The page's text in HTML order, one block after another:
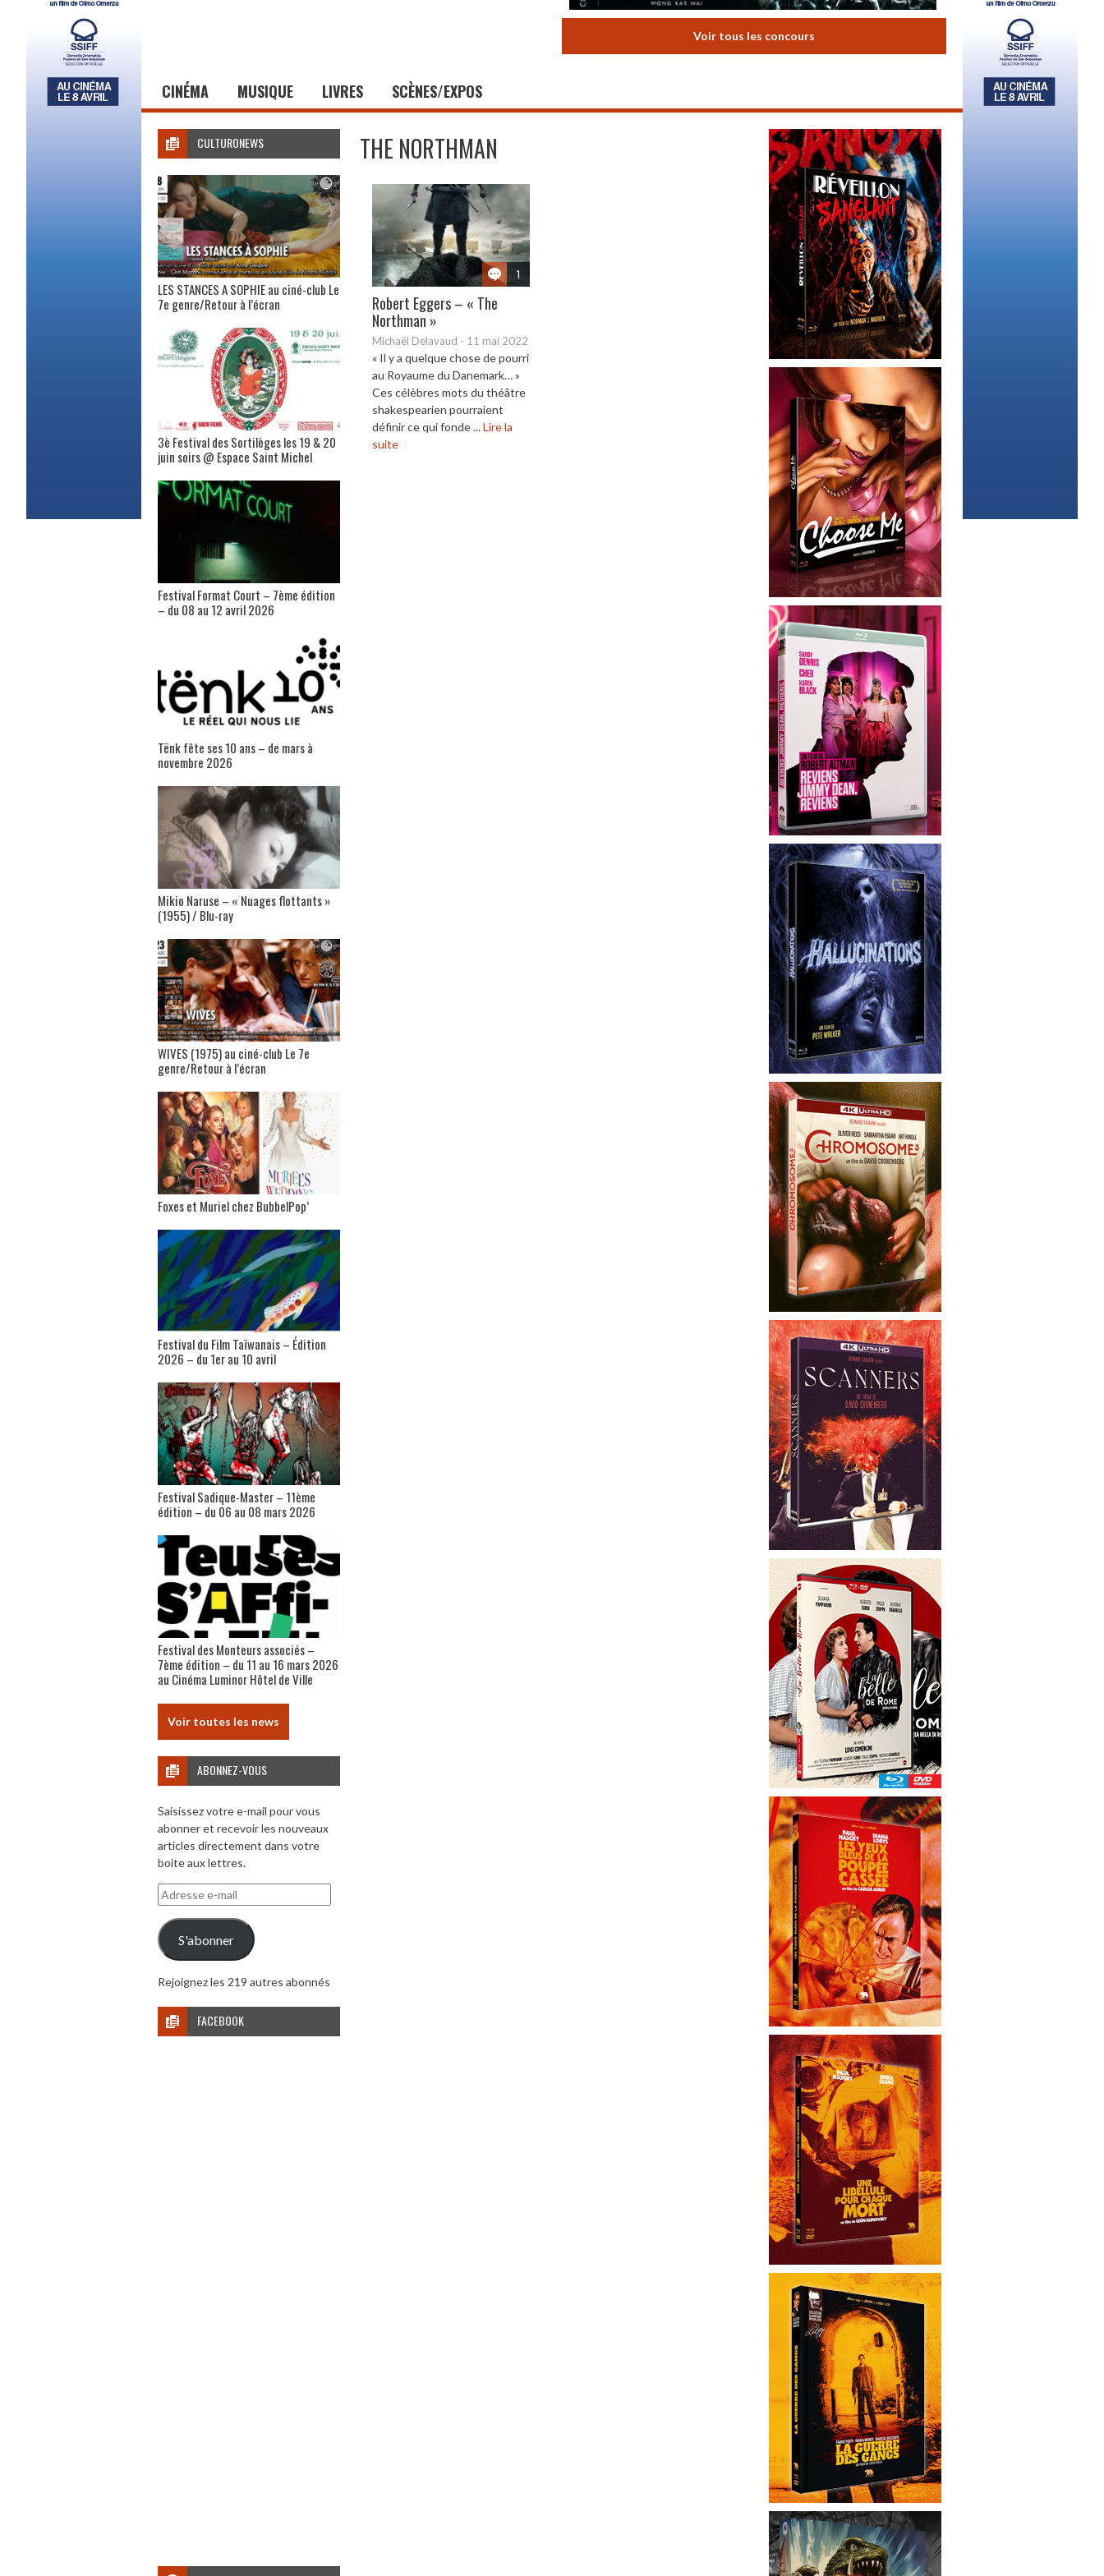
Voir tous les concours
CINÉMA MUSIQUE LIVRES SCÈNES/EXPOS
THE NORTHMAN
1
Robert Eggers – « The
Northman »
Michaël Delavaud - 11 mai 2022
« Il y a quelque chose de pourri
au Royaume du Danemark… »
Ces célèbres mots du théâtre
shakespearien pourraient
définir ce qui fonde ...Lire la
suite
CULTURONEWS
LES STANCES A SOPHIE au ciné-club Le
7e genre/Retour à l’écran
3è Festival des Sortilèges les 19 & 20
juin soirs @ Espace Saint Michel
Festival Format Court – 7ème édition
– du 08 au 12 avril 2026
Tënk fête ses 10 ans – de mars à
novembre 2026
Mikio Naruse – « Nuages flottants »
(1955) / Blu-ray
WIVES (1975) au ciné-club Le 7e
genre/Retour à l’écran
Foxes et Muriel chez BubbelPop’
Festival du Film Taïwanais – Édition
2026 – du 1er au 10 avril
Festival Sadique-Master – 11ème
édition – du 06 au 08 mars 2026
Festival des Monteurs associés –
7ème édition – du 11 au 16 mars 2026
au Cinéma Luminor Hôtel de Ville
Voir toutes les news
ABONNEZ-VOUS
Saisissez votre e-mail pour vous
abonner et recevoir les nouveaux
articles directement dans votre
boite aux lettres.
Adresse
e-
mail
S'abonner
Rejoignez les 219 autres abonnés
FACEBOOK